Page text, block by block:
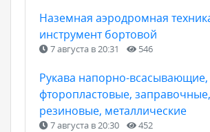
Наземная аэродромная
инструмент бортовой
7 августа в 20:31 546
Рукава напорно-всасывающие,
фторопластовые, заправочные,
резиновые, металлические
7 августа в 20:30 452